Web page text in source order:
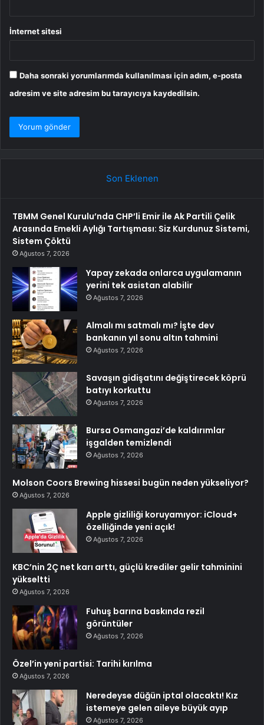
İnternet sitesi
Daha sonraki yorumlarımda kullanılması için adım, e-posta
adresim ve site adresim bu tarayıcıya kaydedilsin.
Son Eklenen
TBMM Genel Kurulu’nda CHP’li Emir ile Ak Partili Çelik
Arasında Emekli Aylığı Tartışması: Siz Kurdunuz Sistemi,
Sistem Çöktü
Ağustos 7, 2026
Yapay zekada onlarca uygulamanın
yerini tek asistan alabilir
Ağustos 7, 2026
Almalı mı satmalı mı? İşte dev
bankanın yıl sonu altın tahmini
Ağustos 7, 2026
Savaşın gidişatını değiştirecek köprü
batıyı korkuttu
Ağustos 7, 2026
Bursa Osmangazi’de kaldırımlar
işgalden temizlendi
Ağustos 7, 2026
Molson Coors Brewing hissesi bugün neden yükseliyor?
Ağustos 7, 2026
Apple gizliliği koruyamıyor: iCloud+
özelliğinde yeni açık!
Ağustos 7, 2026
KBC’nin 2Ç net karı arttı, güçlü krediler gelir tahminini
yükseltti
Ağustos 7, 2026
Fuhuş barına baskında rezil
görüntüler
Ağustos 7, 2026
Özel’in yeni partisi: Tarihi kırılma
Ağustos 7, 2026
Neredeyse düğün iptal olacaktı! Kız
istemeye gelen aileye büyük ayıp
Ağustos 7, 2026